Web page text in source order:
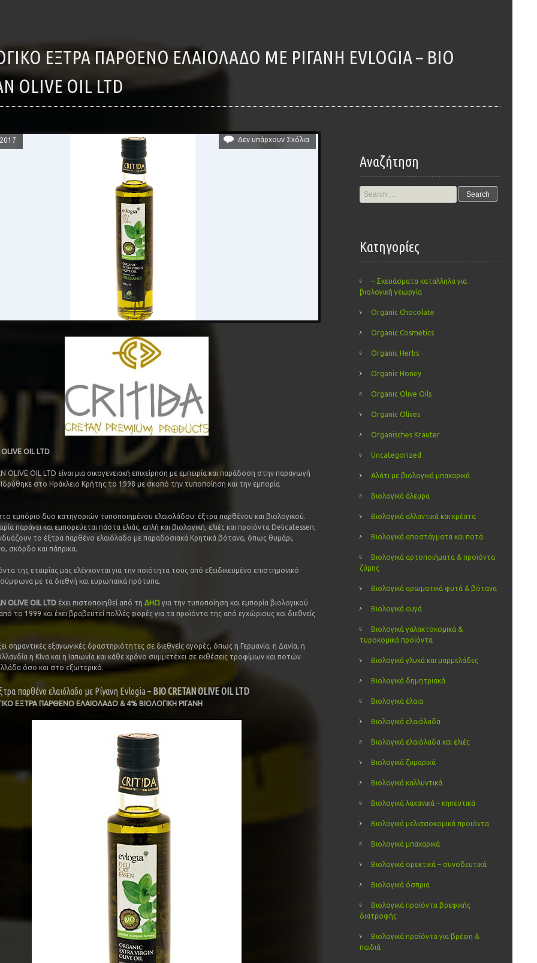
OLIVE OIL LTD
Δεν υπάρχουν Σχόλια
OIL LTD
OLIVE OIL LTD είναι μια οικογενειακή επιχείρηση με εμπειρία και παράδοση στην παραγωγή
στο Ηράκλειο Κρήτης το 1998 με σκοπό την τυποποίηση και την εμπορία
στο εμπόριο δυο κατηγοριών τυποποιημένου ελαιολάδου: έξτρα παρθένου και βιολογικού.
παράγει και εμπορεύεται πάστα ελιάς, απλή και βιολογική, ελιές και προϊόντα Delicatessen,
το έξτρα παρθένο ελαιόλαδο με παραδοσιακά Κρητικά βότανα, όπως θυμάρι,
σκόρδο και πάπρικα.
της εταιρίας μας ελέγχονται για την ποιότητα τους από εξειδικευμένο επιστημονικό
με τα διεθνή και ευρωπαϊκά πρότυπα.
OLIVE OIL LTD έχει πιστοποιηθεί από τη ΔΗΩ για την τυποποίηση και εμπορία βιολογικού
το 1999 και έχει βραβευτεί πολλές φορές για τα προϊόντα της από εγχώριους και διεθνείς
σημαντικές εξαγωγικές δραστηριότητες σε διεθνείς αγορές, όπως η Γερμανία, η Δανία, η
η Κίνα και η Ιαπωνία και κάθε χρόνο συμμετέχει σε εκθέσεις τροφίμων και ποτών
όσο και στο εξωτερικό.
παρθένο ελαιόλαδο με Ρίγανη Evlogia – BIO CRETAN OLIVEOIL LTD
ΕΞΤΡΑ ΠΑΡΘΕΝΟ ΕΛΑΙΟΛΑΔΟ & 4% ΒΙΟΛΟΓΙΚΗ ΡΙΓΑΝΗ
Αναζήτηση
Search
for:
Kατηγορίες
– Σκευάσματα καταλληλα για
βιολογική γεωργία
Organic Chocolate
Organic Cosmetics
Organic Herbs
Organic Honey
Organic Olive Oils
Organic Olives
Organisches Kräuter
Uncategorized
Αλάτι με βιολογικά μπαχαρικά
Βιολογικά άλευρα
Βιολογικά αλλαντικά και κρέατα
Βιολογικά αποστάγματα και ποτά
Βιολογικά αρτοποιήματα & προϊόντα
ζύμης
Βιολογικά αρωματικά φυτά & βότανα
Βιολογικά αυγά
Βιολογικά γαλακτοκομικά &
τυροκομικά προϊόντα
Βιολογικά γλυκά και μαρμελάδες
Βιολογικά δημητριακά
Βιολογικά έλαια
Βιολογικά ελαιόλαδα
Βιολογικά ελαιόλαδα και ελιές
Βιολογικά ζυμαρικά
Βιολογικά καλλυντικά
Βιολογικά λαχανικά – κηπευτικά
Βιολογικά μελισσοκομικά προιόντα
Βιολογικά μπαχαρικά
Βιολογικά ορεκτικά – συνοδευτικά
Βιολογικά όσπρια
Βιολογικά προϊόντα βρεφικής
διατροφής
Βιολογικά προϊόντα για βρέφη &
παιδιά